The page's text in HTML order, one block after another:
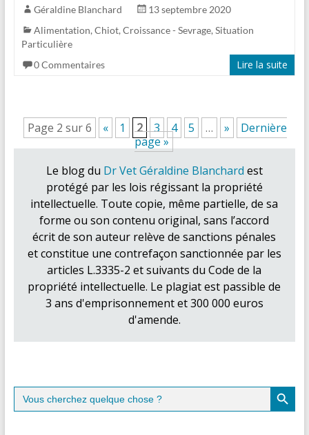
Géraldine Blanchard
13 septembre 2020
Alimentation, Chiot, Croissance - Sevrage, Situation
Particulière
0 Commentaires
Lire la suite
Page 2 sur 6 « 1 2 3 4 5 … »
Dernière
page »
Le blog du Dr Vet Géraldine Blanchard est
protégé par les lois régissant la propriété
intellectuelle. Toute copie, même partielle, de sa
forme ou son contenu original, sans l’accord
écrit de son auteur relève de sanctions pénales
et constitue une contrefaçon sanctionnée par les
articles L.3335-2 et suivants du Code de la
propriété intellectuelle. Le plagiat est passible de
3 ans d'emprisonnement et 300 000 euros
d'amende.
Search
for:
Search Button